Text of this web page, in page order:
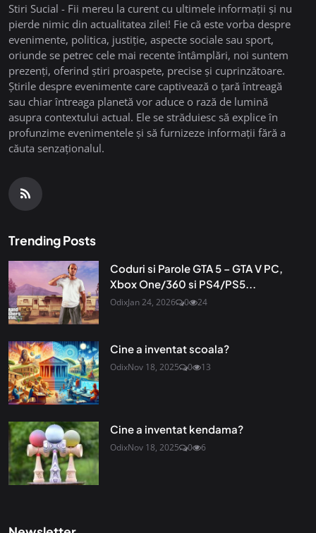
Stiri Sucial - Fii mereu la curent cu ultimele informații și nu
pierde nimic din actualitatea zilei! Fie că este vorba despre
evenimente, politica, justiție, aspecte sociale sau sport,
oriunde se petrec cele mai recente întâmplări, noi suntem
prezenți, oferind știri proaspete, precise și cuprinzătoare.
Știrile despre evenimente care captivează o țară întreagă
sau chiar întreaga planetă vor aduce o rază de lumină
asupra contextului actual. Ele se străduiesc să explice în
profunzime evenimentele și să furnizeze informații fără a
căuta senzaționalul.
Trending Posts
Coduri si Parole GTA 5 – GTA V PC,
Xbox One/360 si PS4/PS5...
OdixJan 24, 2026 0 24
Cine a inventat scoala?
OdixNov 18, 2025 0 13
Cine a inventat kendama?
OdixNov 18, 2025 0 6